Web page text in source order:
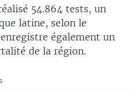
54.864 tests, un
latine, selon le
également un
de la région.